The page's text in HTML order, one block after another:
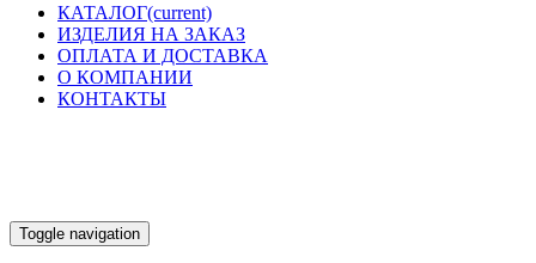
КАТАЛОГ(current)
ИЗДЕЛИЯ НА ЗАКАЗ
ОПЛАТА И ДОСТАВКА
О КОМПАНИИ
КОНТАКТЫ
Toggle navigation